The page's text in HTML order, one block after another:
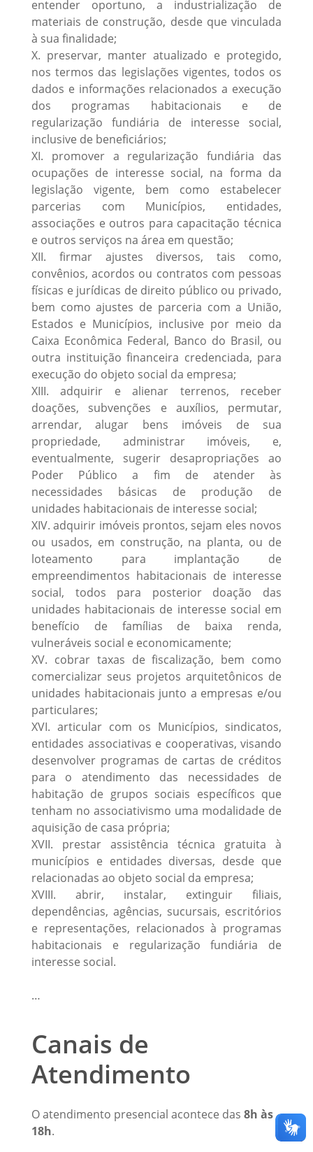
entender oportuno, a industrialização de
materiais de construção, desde que vinculada
à sua finalidade;
X. preservar, manter atualizado e protegido,
nos termos das legislações vigentes, todos os
dados e informações relacionados a execução
dos programas habitacionais e de
regularização fundiária de interesse social,
inclusive de beneficiários;
XI. promover a regularização fundiária das
ocupações de interesse social, na forma da
legislação vigente, bem como estabelecer
parcerias com Municípios, entidades,
associações e outros para capacitação técnica
e outros serviços na área em questão;
XII. firmar ajustes diversos, tais como,
convênios, acordos ou contratos com pessoas
físicas e jurídicas de direito público ou privado,
bem como ajustes de parceria com a União,
Estados e Municípios, inclusive por meio da
Caixa Econômica Federal, Banco do Brasil, ou
outra instituição financeira credenciada, para
execução do objeto social da empresa;
XIII. adquirir e alienar terrenos, receber
doações, subvenções e auxílios, permutar,
arrendar, alugar bens imóveis de sua
propriedade, administrar imóveis, e,
eventualmente, sugerir desapropriações ao
Poder Público a fim de atender às
necessidades básicas de produção de
unidades habitacionais de interesse social;
XIV. adquirir imóveis prontos, sejam eles novos
ou usados, em construção, na planta, ou de
loteamento para implantação de
empreendimentos habitacionais de interesse
social, todos para posterior doação das
unidades habitacionais de interesse social em
benefício de famílias de baixa renda,
vulneráveis social e economicamente;
XV. cobrar taxas de fiscalização, bem como
comercializar seus projetos arquitetônicos de
unidades habitacionais junto a empresas e/ou
particulares;
XVI. articular com os Municípios, sindicatos,
entidades associativas e cooperativas, visando
desenvolver programas de cartas de créditos
para o atendimento das necessidades de
habitação de grupos sociais específicos que
tenham no associativismo uma modalidade de
aquisição de casa própria;
XVII. prestar assistência técnica gratuita à
municípios e entidades diversas, desde que
relacionadas ao objeto social da empresa;
XVIII. abrir, instalar, extinguir filiais,
dependências, agências, sucursais, escritórios
e representações, relacionados à programas
habitacionais e regularização fundiária de
interesse social.
…
Canais de
Atendimento
O atendimento presencial acontece das 8h às
18h.